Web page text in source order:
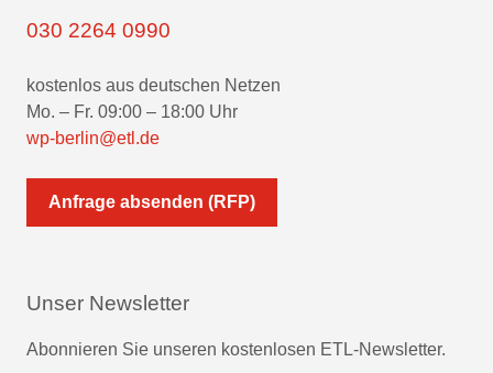
030 2264 0990
kostenlos aus deutschen Netzen
Mo. – Fr. 09:00 – 18:00 Uhr
wp-berlin@etl.de
Anfrage absenden (RFP)
Unser Newsletter
Abonnieren Sie unseren kostenlosen ETL-Newsletter.